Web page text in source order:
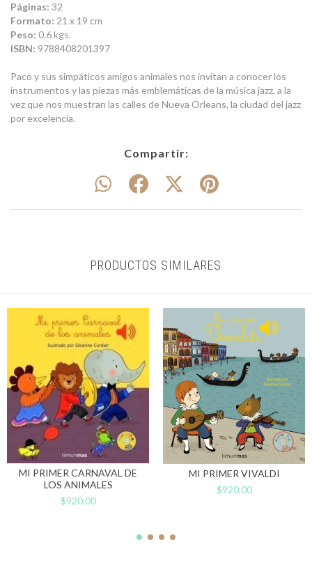
Páginas: 32
Formato: 21 x 19 cm
Peso: 0.6 kgs.
ISBN: 9788408201397
Paco y sus simpáticos amigos animales nos invitan a conocer los
instrumentos y las piezas más emblemáticas de la música jazz, a la
vez que nos muestran las calles de Nueva Orleans, la ciudad del jazz
por excelencia.
Compartir:
PRODUCTOS SIMILARES
MI PRIMER CARNAVAL DE
LOS ANIMALES
$920,00
MI PRIMER VIVALDI
$920,00